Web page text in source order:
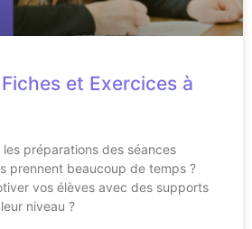
et Exercices à
les préparations des séances
prennent beaucoup de temps ?
vos élèves avec des supports
niveau ?